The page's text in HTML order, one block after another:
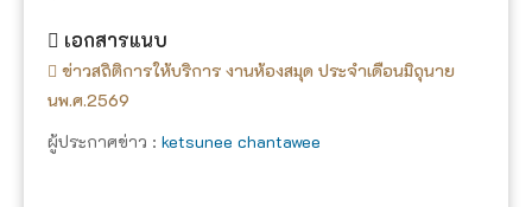
เอกสารแนบ
ข่าวสถิติการให้บริการ งานห้องสมุด ประจำเดือนมิถุนาย
นพ.ศ.2569
ผู้ประกาศข่าว : ketsunee chantawee